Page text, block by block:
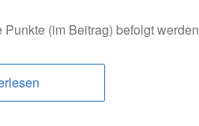
(im Beitrag) befolgt werden